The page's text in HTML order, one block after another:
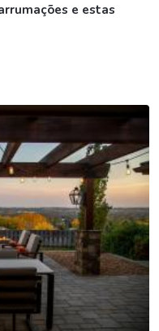
e estas